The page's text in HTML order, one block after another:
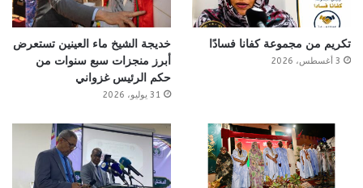
تكريم من مجموعة كفانا فسادًا
3 أغسطس، 2026
خديجة الشيخ ماء العينين تستعرض
أبرز منجزات سبع سنوات من
حكم الرئيس غزواني
31 يوليو، 2026